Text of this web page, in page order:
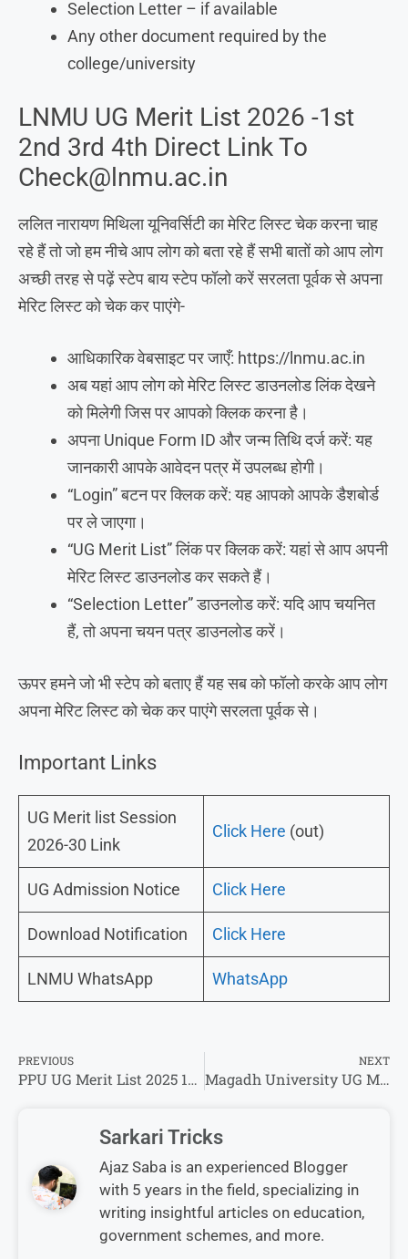
Selection Letter – if available
Any other document required by the
college/university
LNMU UG Merit List 2026 -1st
2nd 3rd 4th Direct Link To
Check@lnmu.ac.in
ललित नारायण मिथिला यूनिवर्सिटी का मेरिट लिस्ट चेक करना चाह
रहे हैं तो जो हम नीचे आप लोग को बता रहे हैं सभी बातों को आप लोग
अच्छी तरह से पढ़ें स्टेप बाय स्टेप फॉलो करें सरलता पूर्वक से अपना
मेरिट लिस्ट को चेक कर पाएंगे-
आधिकारिक वेबसाइट पर जाएँ: https://lnmu.ac.in
अब यहां आप लोग को मेरिट लिस्ट डाउनलोड लिंक देखने
को मिलेगी जिस पर आपको क्लिक करना है।
अपना Unique Form ID और जन्म तिथि दर्ज करें: यह
जानकारी आपके आवेदन पत्र में उपलब्ध होगी।
“Login” बटन पर क्लिक करें: यह आपको आपके डैशबोर्ड
पर ले जाएगा।
“UG Merit List” लिंक पर क्लिक करें: यहां से आप अपनी
मेरिट लिस्ट डाउनलोड कर सकते हैं।
“Selection Letter” डाउनलोड करें: यदि आप चयनित
हैं, तो अपना चयन पत्र डाउनलोड करें।
ऊपर हमने जो भी स्टेप को बताए हैं यह सब को फॉलो करके आप लोग
अपना मेरिट लिस्ट को चेक कर पाएंगे सरलता पूर्वक से।
Important Links
UG Merit list Session
2026-30 Link
Click Here (out)
UG Admission Notice Click Here
Download Notification Click Here
LNMU WhatsApp WhatsApp
PREVIOUS
PPU UG Merit List 2025 1st 2nd 3rd – Direct Link To Check@ppup.ac.in
NEXT
Magadh University UG Merit List 2025 -3rd Direct Link To Check @magadhonline.in
Sarkari Tricks
Ajaz Saba is an experienced Blogger
with 5 years in the field, specializing in
writing insightful articles on education,
government schemes, and more.